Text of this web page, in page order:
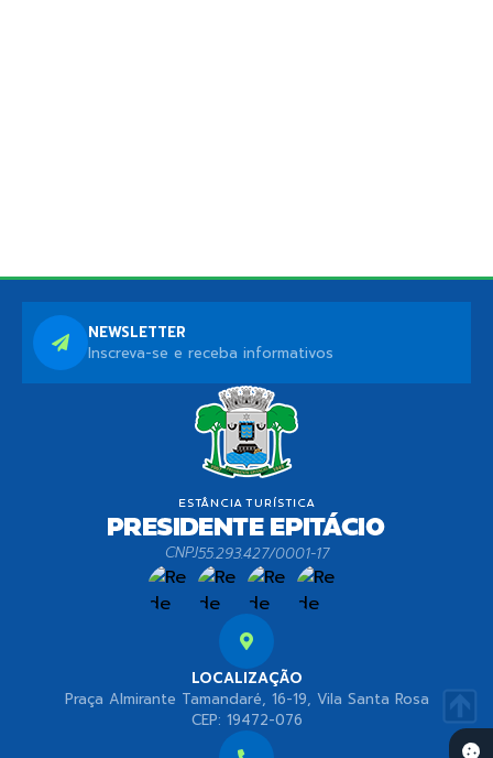
LOCALIZAÇÃO
Praça Almirante Tamandaré, 16-19, Vila Santa Rosa
CEP: 19472-076
CNPJ55.293.427/0001-17
NEWSLETTER
Inscreva-se e receba informativos